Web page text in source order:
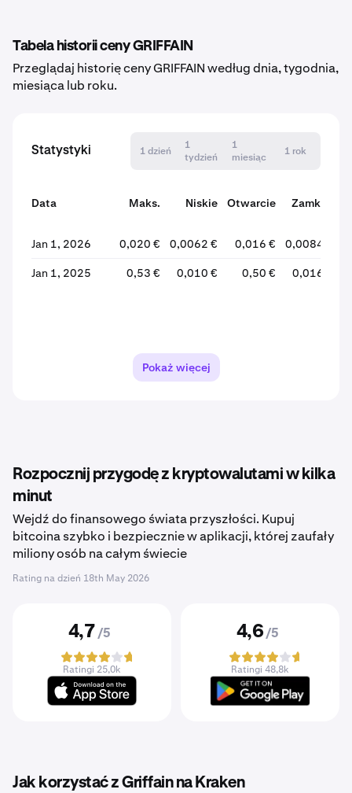
Tabela historii ceny GRIFFAIN
Przeglądaj historię ceny GRIFFAIN według dnia, tygodnia,
miesiąca lub roku.
Statystyki 1 dzień
1
tydzień
1
miesiąc
1 rok
Data Maks. Niskie Otwarcie Zamknij
Jan 1, 2026 0,020 € 0,0062 € 0,016 € 0,0084 €
Jan 1, 2025 0,53 € 0,010 € 0,50 € 0,016 €
Pokaż więcej
Rozpocznij przygodę z kryptowalutami w kilka
minut
Wejdź do finansowego świata przyszłości. Kupuj
bitcoina szybko i bezpiecznie w aplikacji, której zaufały
miliony osób na całym świecie
Rating na dzień 18th May 2026
4,7 /5
Ratingi 25,0k
4,6 /5
Ratingi 48,8k
Jak korzystać z Griffain na Kraken